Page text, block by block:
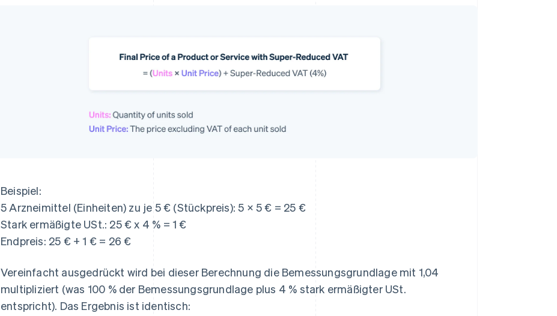
Beispiel:
5 Arzneimittel (Einheiten) zu je 5 € (Stückpreis): 5 × 5 € = 25 €
Stark ermäßigte USt.: 25 € x 4 % = 1 €
Endpreis: 25 € + 1 € = 26 €
Vereinfacht ausgedrückt wird bei dieser Berechnung die Bemessungsgrundlage mit 1,04
multipliziert (was 100 % der Bemessungsgrundlage plus 4 % stark ermäßigter USt.
entspricht). Das Ergebnis ist identisch: